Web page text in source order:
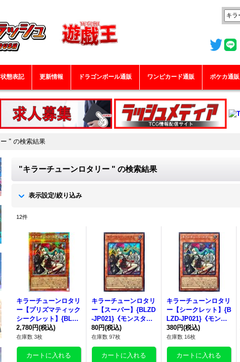
状態表記 更新情報 ドラゴンボール通販 ワンピカード通販 ポケカ通販
" の検索結果
"キラーチューンロタリー " の検索結果
表示設定/絞り込み
12件
キラーチューンロタリ
ー 【プリズマティック
シークレット】{BLZD
-JP021}《モンスタ
ー》
2,780円(税込)
在庫数 3枚
キラーチューンロタリ
ー 【スーパー】{BLZD
-JP021}《モンスタ
ー》
80円(税込)
在庫数 97枚
キラーチューンロタリ
ー 【シークレット】{B
LZD-JP021}《モンス
ター》
380円(税込)
在庫数 16枚